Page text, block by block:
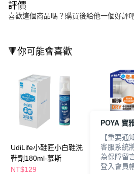
評價
喜歡這個商品嗎？購買後給他一個好評
🔻你可能會喜歡
UdiLife小鞋匠小白鞋洗
鞋劑180ml-慕斯
NT$129
樂品白鞋2
刷120ml
NT$89
POYA 寶
【重要通
客服系統
為保障留
登入會員